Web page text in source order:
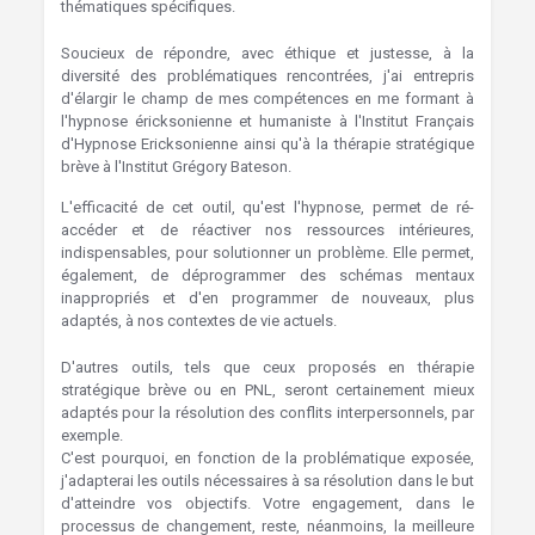
thématiques spécifiques.
Soucieux de répondre, avec éthique et justesse, à la
diversité des problématiques rencontrées, j'ai entrepris
d'élargir le champ de mes compétences en me formant à
l'hypnose éricksonienne et humaniste à l'Institut Français
d'Hypnose Ericksonienne ainsi qu'à la thérapie stratégique
brève à l'Institut Grégory Bateson.
L'efficacité de cet outil, qu'est l'hypnose, permet de ré-
accéder et de réactiver nos ressources intérieures,
indispensables, pour solutionner un problème. Elle permet,
également, de déprogrammer des schémas mentaux
inappropriés et d'en programmer de nouveaux, plus
adaptés, à nos contextes de vie actuels.
D'autres outils, tels que ceux proposés en thérapie
stratégique brève ou en PNL, seront certainement mieux
adaptés pour la résolution des conflits interpersonnels, par
exemple.
C'est pourquoi, en fonction de la problématique exposée,
j'adapterai les outils nécessaires à sa résolution dans le but
d'atteindre vos objectifs. Votre engagement, dans le
processus de changement, reste, néanmoins, la meilleure